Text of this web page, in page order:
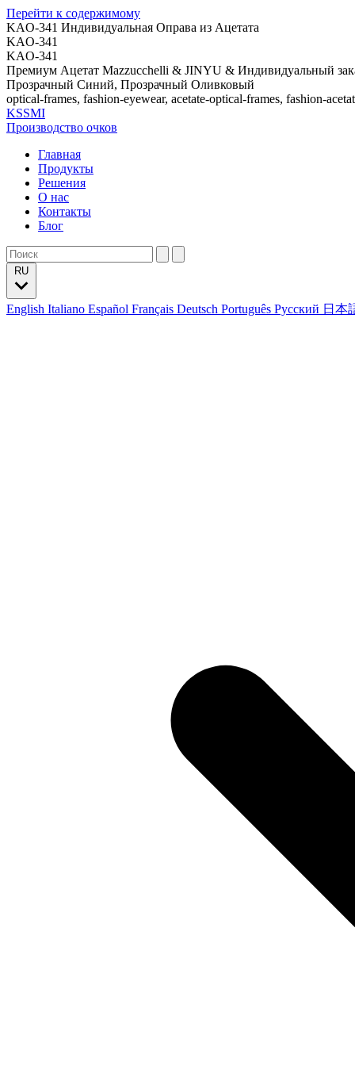
Перейти к содержимому
KAO-341 Индивидуальная Оправа из Ацетата
KAO-341
KAO-341
Премиум Ацетат Mazzucchelli & JINYU & Индивидуальный
Прозрачный Синий, Прозрачный Оливковый
optical-frames, fashion-eyewear, acetate-optical-frames, fashion-
KSSMI
Производство очков
Главная
Продукты
Решения
О нас
Контакты
Блог
English Italiano Español Français Deutsch Português Русский 日本